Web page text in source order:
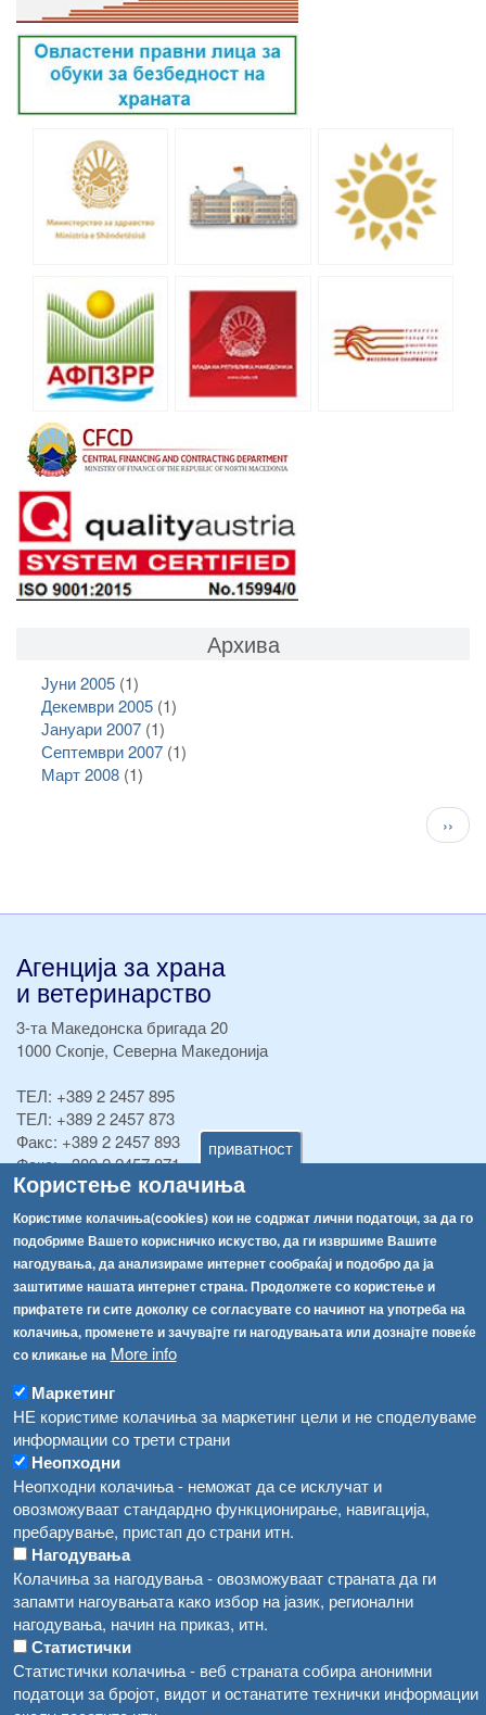
приватност
Користење колачиња
Користиме колачиња(cookies) кои не содржат лични податоци, за да го
подобриме Вашето корисничко искуство, да ги извршиме Вашите
нагодувања, да анализираме интернет сообраќај и подобро да ја
заштитиме нашата интернет страна. Продолжете со користење и
прифатете ги сите доколку се согласувате со начинот на употреба на
колачиња, променете и зачувајте ги нагодувањата или дознајте повеќе
со кликање на More info
Маркетинг
НЕ користиме колачиња за маркетинг цели и не споделуваме
информации со трети страни
Неопходни
Неопходни колачиња - неможат да се исклучат и
овозможуваат стандардно функционирање, навигација,
пребарување, пристап до страни итн.
Нагодувања
Колачиња за нагодувања - овозможуваат страната да ги
запамти нагоувањата како избор на јазик, регионални
нагодувања, начин на приказ, итн.
Статистички
Статистички колачиња - веб страната собира анонимни
податоци за бројот, видот и останатите технички информации
Архива
Јуни 2005(1)
Декември 2005(1)
Јануари 2007(1)
Септември 2007(1)
Март 2008(1)
››
Агенција за храна
и ветеринарство
3-та Македонска бригада 20
1000 Скопје, Северна Македонија
ТЕЛ: +389 2 2457 895
ТЕЛ: +389 2 2457 873
Факс: +389 2 2457 893
Факс:+389 2 2457 871
info@fva.gov.mk
[АХВ-претходна страна]
Соопштенија
Република Бугарија ги засили официјалните контроли при увоз на свежо овошје и зеленчук
Високите температури ризик од труење со храна, опасни се и за животните
Во Гостивар спроведени 70 вонредни контроли
Забраната за водата во Гостивар останува на сила, операторите да користат само технички безбедна вода
Навигација
Архива
Регистри
Огласи